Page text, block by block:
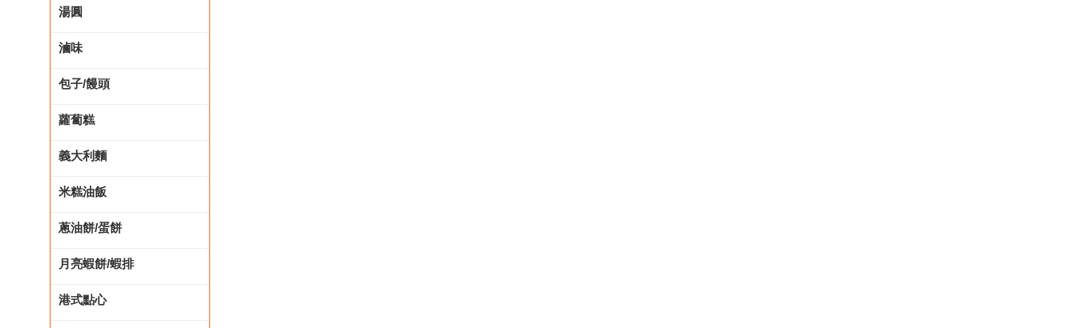
湯圓
滷味
包子/饅頭
蘿蔔糕
義大利麵
米糕油飯
蔥油餅/蛋餅
月亮蝦餅/蝦排
港式點心